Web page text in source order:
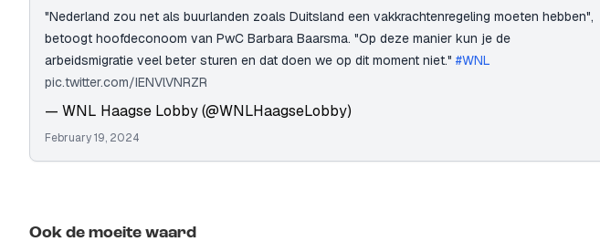
"Nederland zou net als buurlanden zoals Duitsland een vakkrachtenregeling moeten hebben",
betoogt hoofdeconoom van PwC Barbara Baarsma. "Op deze manier kun je de
arbeidsmigratie veel beter sturen en dat doen we op dit moment niet." #WNL
pic.twitter.com/IENVlVNRZR
— WNL Haagse Lobby (@WNLHaagseLobby)
February 19, 2024
Ook de moeite waard